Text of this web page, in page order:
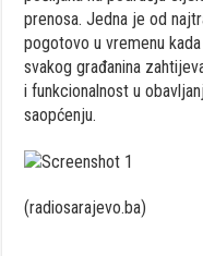
prenosa. Jedna je od
pogotovo u vremenu
svakog građanina
i funkcionalnost u
saopćenju.
(radiosarajevo.ba)